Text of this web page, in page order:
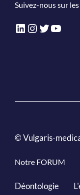
Suivez-nous sur
LinkedIn
Instagram
Twitter
© Vulgaris-
Notre FORUM
Déontologie